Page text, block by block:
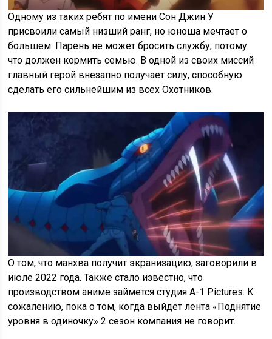
Одному из таких ребят по имени Сон Джин У
присвоили самый низший ранг, но юноша мечтает о
большем. Парень не может бросить службу, потому
что должен кормить семью. В одной из своих миссий
главный герой внезапно получает силу, способную
сделать его сильнейшим из всех Охотников.
О том, что манхва получит экранизацию, заговорили в
июле 2022 года. Также стало известно, что
производством аниме займется студия A-1 Pictures. К
сожалению, пока о том, когда выйдет лента «Поднятие
уровня в одиночку» 2 сезон компания не говорит.